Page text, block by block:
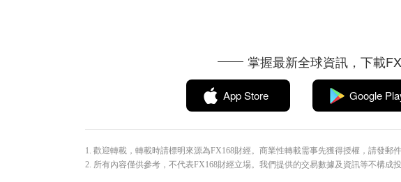
掌握最新全球資訊，下載
App Store Google
1. 歡迎轉載，轉載時請標明來源為FX168財經。商業性轉載需事先獲得授權，請發郵件
2. 所有內容僅供參考，不代表FX168財經立場。我們提供的交易數據及資訊等不構成